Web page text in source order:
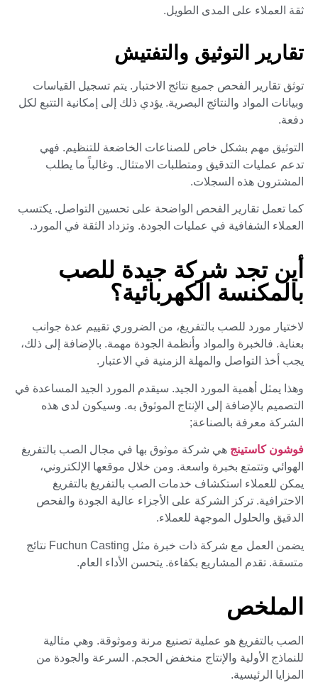
ثقة العملاء على المدى الطويل.
تقارير التوثيق والتفتيش
توثق تقارير الفحص جميع نتائج الاختبار. يتم تسجيل القياسات
وبيانات المواد والنتائج البصرية. يؤدي ذلك إلى إمكانية التتبع لكل
دفعة.
التوثيق مهم بشكل خاص للصناعات الخاضعة للتنظيم. فهي
تدعم عمليات التدقيق ومتطلبات الامتثال. وغالباً ما يطلب
المشترون هذه السجلات.
كما تعمل تقارير الفحص الواضحة على تحسين التواصل. يكتسب
العملاء الشفافية في عمليات الجودة. وتزداد الثقة في المورد.
أين تجد شركة جيدة للصب
بالمكنسة الكهربائية؟
لاختيار مورد للصب بالتفريغ، من الضروري تقييم عدة جوانب
بعناية. فالخبرة والمواد وأنظمة الجودة مهمة. بالإضافة إلى ذلك،
يجب أخذ التواصل والمهلة الزمنية في الاعتبار.
وهذا يمثل أهمية المورد الجيد. سيقدم المورد الجيد المساعدة في
التصميم بالإضافة إلى الإنتاج الموثوق به. وسيكون لدى هذه
الشركة معرفة بالصناعة;
فوشون كاستينج هي شركة موثوق بها في مجال الصب بالتفريغ
الهوائي وتتمتع بخبرة واسعة. ومن خلال موقعها الإلكتروني،
يمكن للعملاء استكشاف خدمات الصب بالتفريغ بالتفريغ
الاحترافية. تركز الشركة على الأجزاء عالية الجودة والفحص
الدقيق والحلول الموجهة للعملاء.
يضمن العمل مع شركة ذات خبرة مثل Fuchun Casting نتائج
متسقة. تقدم المشاريع بكفاءة. يتحسن الأداء العام.
الملخص
الصب بالتفريغ هو عملية تصنيع مرنة وموثوقة. وهي مثالية
للنماذج الأولية والإنتاج منخفض الحجم. السرعة والجودة من
المزايا الرئيسية.